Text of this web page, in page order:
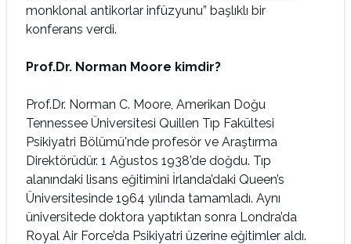
monklonal antikorlar infüzyunu” başlıklı bir
konferans verdi.
Prof.Dr. Norman Moore kimdir?
Prof.Dr. Norman C. Moore, Amerikan Doğu
Tennessee Üniversitesi Quillen Tıp Fakültesi
Psikiyatri Bölümü'nde profesör ve Araştırma
Direktörüdür. 1 Ağustos 1938’de doğdu. Tıp
alanındaki lisans eğitimini İrlanda’daki Queen’s
Üniversitesinde 1964 yılında tamamladı. Aynı
üniversitede doktora yaptıktan sonra Londra’da
Royal Air Force’da Psikiyatri üzerine eğitimler aldı.